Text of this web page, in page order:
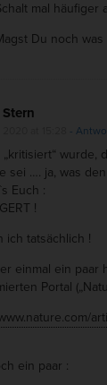
mal häufiger
Du noch
-
wurde,
sei …. ja, was
Euch :
!
ich tatsächlich !
einmal ein paar
Portal
ein paar :